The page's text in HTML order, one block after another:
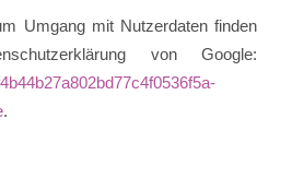
Umgang mit Nutzerdaten finden
von Google:
.